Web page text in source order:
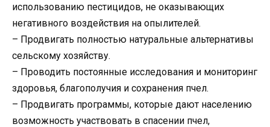
использованию пестицидов, не оказывающих
негативного воздействия на опылителей.
– Продвигать полностью натуральные альтернативы
сельскому хозяйству.
– Проводить постоянные исследования и мониторинг
здоровья, благополучия и сохранения пчел.
– Продвигать программы, которые дают населению
возможность участвовать в спасении пчел,